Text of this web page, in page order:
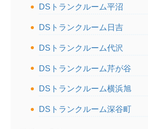
DSトランクルーム平沼
DSトランクルーム日吉
DSトランクルーム代沢
DSトランクルーム芹が谷
DSトランクルーム横浜旭
DSトランクルーム深谷町